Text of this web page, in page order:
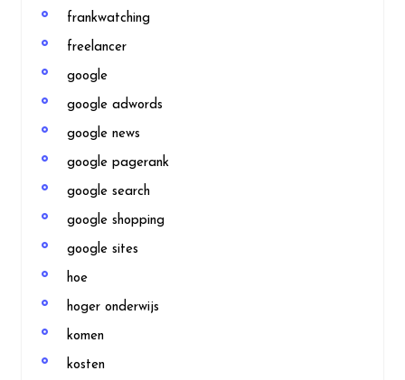
frankwatching
freelancer
google
google adwords
google news
google pagerank
google search
google shopping
google sites
hoe
hoger onderwijs
komen
kosten